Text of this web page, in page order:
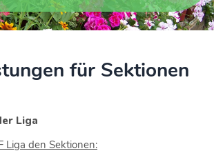
für Sektionen
Liga
Liga den Sektionen: